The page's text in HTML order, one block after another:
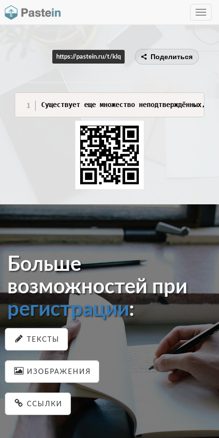
Toggle
https://pastein.ru/t/klq Поделиться
Существует еще множество неподтверждённых,
Больше
возможностей при
регистрации:
ТЕКСТЫ
ИЗОБРАЖЕНИЯ
ССЫЛКИ